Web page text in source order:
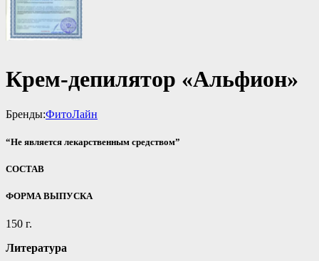
Крем-депилятор «Альфион»
Бренды:ФитоЛайн
“Не является лекарственным средством”
СОСТАВ
ФОРМА ВЫПУСКА
150 г.
Литература